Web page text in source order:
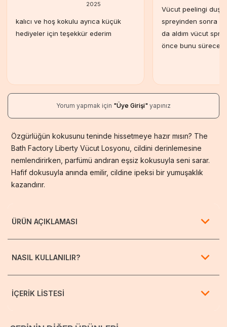
2025
kalıcı ve hoş kokulu ayrıca küçük
hediyeler için teşekkür ederim
Vücut peelingi duş
spreyinden sonra
da aldım vücut
önce bunu
Yorum yapmak için "Üye Girişi" yapınız
Özgürlüğün kokusunu teninde hissetmeye hazır mısın? The
Bath Factory Liberty Vücut Losyonu, cildini derinlemesine
nemlendirirken, parfümü andıran eşsiz kokusuyla seni sarar.
Hafif dokusuyla anında emilir, cildine ipeksi bir yumuşaklık
kazandırır.
ÜRÜN AÇIKLAMASI
Bath Factory Liberty Vücut Losyonu, cildini derinlemesine
kazandırır. Tüm gün boyunca ferah, bakımlı ve mis gibi
kokan bir cilt seni bekliyor. Her cilt tipine uygun bu losyonla
NASIL KULLANILIR?
Emilene kadar dairesel hareketler ile yayınız. El ve tüm
İÇERİK LİSTESİ